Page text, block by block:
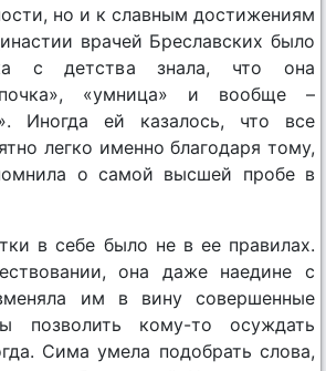
но и к славным достижениям
врачей Бреславских было
с детства знала, что она
«умница» и вообще –
Иногда ей казалось, что все
легко именно благодаря тому,
о самой высшей пробе в
в себе было не в ее правилах.
она даже наедине с
им в вину совершенные
позволить кому-то осуждать
Сима умела подобрать слова,